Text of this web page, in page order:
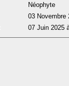
Néophyte
03 Novembre
07 Juin 2025